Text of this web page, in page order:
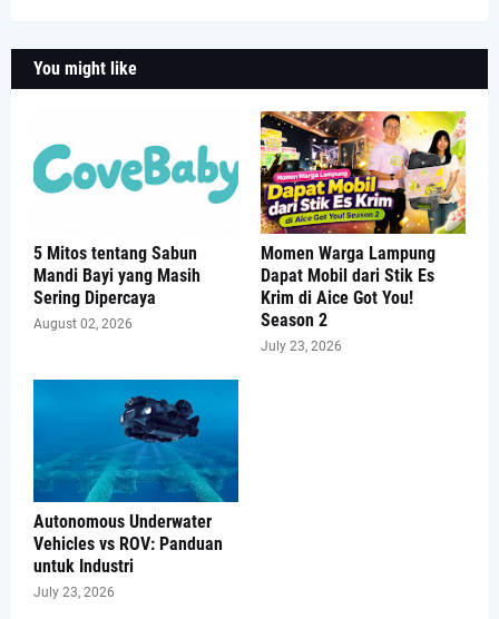
You might like
5 Mitos tentang Sabun
Mandi Bayi yang Masih
Sering Dipercaya
August 02, 2026
Momen Warga Lampung
Dapat Mobil dari Stik Es
Krim di Aice Got You!
Season 2
July 23, 2026
Autonomous Underwater
Vehicles vs ROV: Panduan
untuk Industri
July 23, 2026